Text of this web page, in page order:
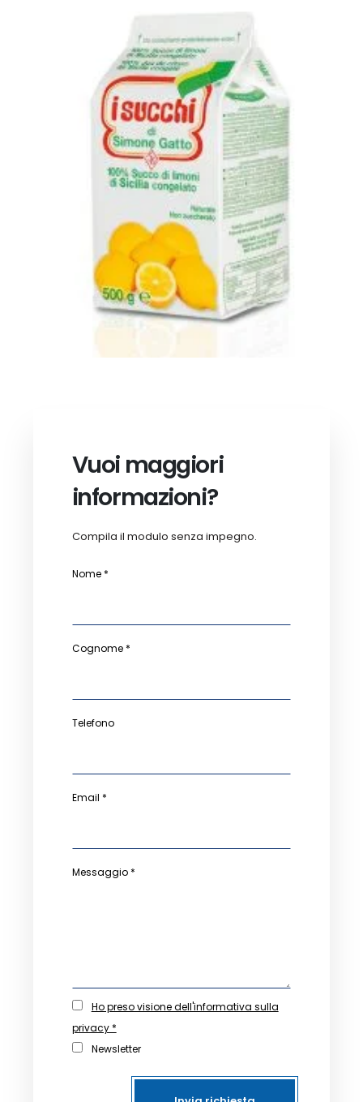
Vuoi maggiori
informazioni?
Compila il modulo senza impegno.
Nome *
Cognome *
Telefono
Email *
Messaggio *
Ho preso visione dell'informativa sulla
privacy *
Newsletter